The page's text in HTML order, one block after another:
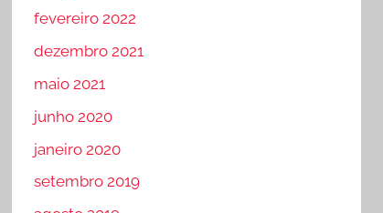
fevereiro 2022
dezembro 2021
maio 2021
junho 2020
janeiro 2020
setembro 2019